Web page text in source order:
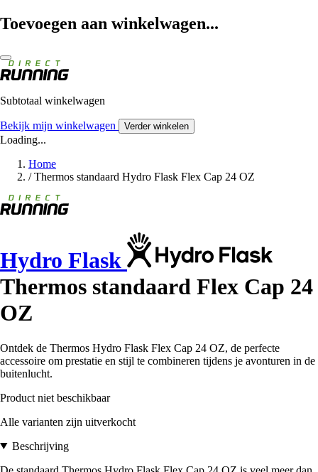
Toevoegen aan winkelwagen...
Subtotaal winkelwagen
Bekijk mijn winkelwagen Verder winkelen
Loading...
Home
/ Thermos standaard Hydro Flask Flex Cap 24 OZ
Hydro Flask
Thermos standaard Flex Cap 24
OZ
Ontdek de Thermos Hydro Flask Flex Cap 24 OZ, de perfecte
accessoire om prestatie en stijl te combineren tijdens je avonturen in de
buitenlucht.
Product niet beschikbaar
Alle varianten zijn uitverkocht
Beschrijving